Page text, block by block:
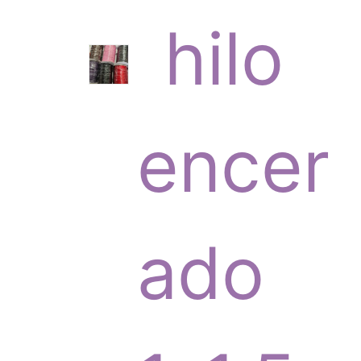
6
p
r
hilo
encer
ado